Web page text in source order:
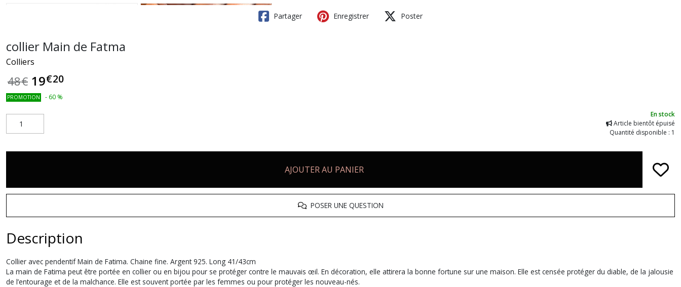
Partager Enregistrer Poster
collier Main de Fatma
Colliers
48€ 19€20
PROMOTION - 60 %
En stock
Article bientôt épuisé
Quantité disponible : 1
AJOUTER AU PANIER
POSER UNE QUESTION
Description
Collier avec pendentif Main de Fatima. Chaine fine. Argent 925. Long 41/43cm
La main de Fatima peut être portée en collier ou en bijou pour se protéger contre le mauvais œil. En décoration, elle attirera la bonne fortune sur une maison. Elle est censée protéger du diable, de la jalousie
de l’entourage et de la malchance. Elle est souvent portée par les femmes ou pour protéger les nouveau-nés.